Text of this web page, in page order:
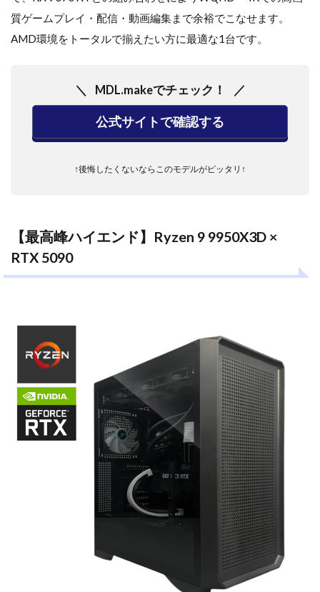
質ゲームプレイ・配信・動画編集まで余裕でこなせます。
AMD環境をトータルで揃えたい方に最適な1台です。
MDL.makeでチェック！
公式サイトで確認する
↑後悔したくないならこのモデルがピッタリ↑
【最高峰ハイエンド】Ryzen 9 9950X3D ×
RTX 5090